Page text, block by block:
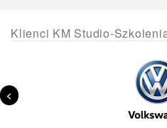
Klienci KM Studio-
<